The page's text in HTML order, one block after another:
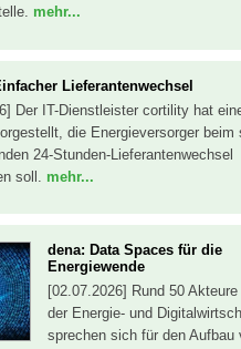
mehr...
Lieferantenwechsel
Der IT-Dienstleister cortility hat
die Energieversorger beim
24-Stunden-Lieferantenwechsel
soll. mehr...
dena: Data Spaces für die
Energiewende
[02.07.2026] Rund 50 Akteure
der Energie- und
sprechen sich für den Aufbau